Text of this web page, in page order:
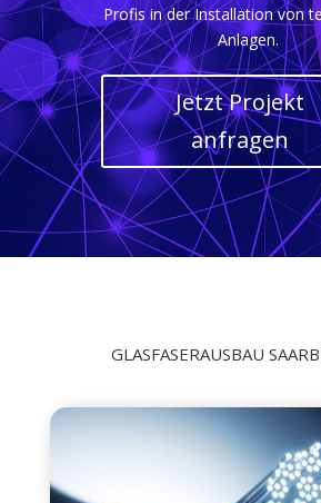
Profis in der Installation von
Anlagen.
Jetzt Projekt
anfragen
GLASFASERAUSBAU